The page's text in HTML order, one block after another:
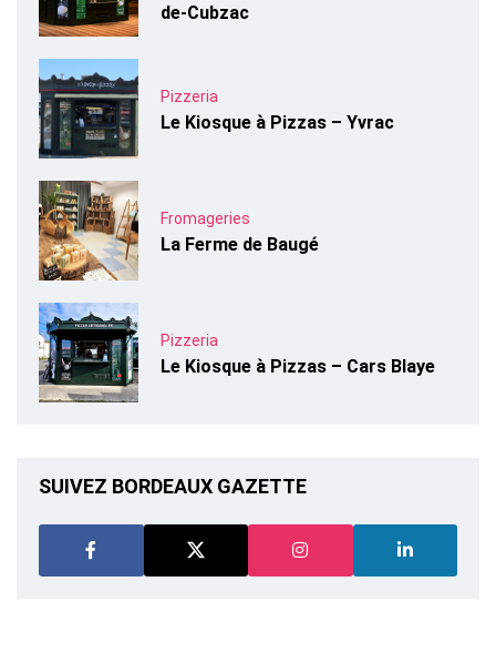
de-Cubzac
Pizzeria
Le Kiosque à Pizzas – Yvrac
Fromageries
La Ferme de Baugé
Pizzeria
Le Kiosque à Pizzas – Cars Blaye
SUIVEZ BORDEAUX GAZETTE